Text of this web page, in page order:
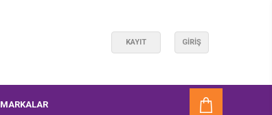
KAYIT GIRIŞ
MARKALAR